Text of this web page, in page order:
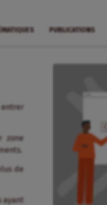
PUBLICATIONS
entrer
zone
de
ayant